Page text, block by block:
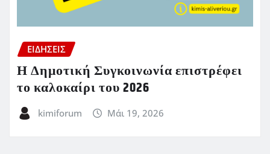
ΕΙΔΗΣΕΙΣ
Η Δημοτική Συγκοινωνία επιστρέφει
το καλοκαίρι του 2026
kimiforum Μάι 19, 2026